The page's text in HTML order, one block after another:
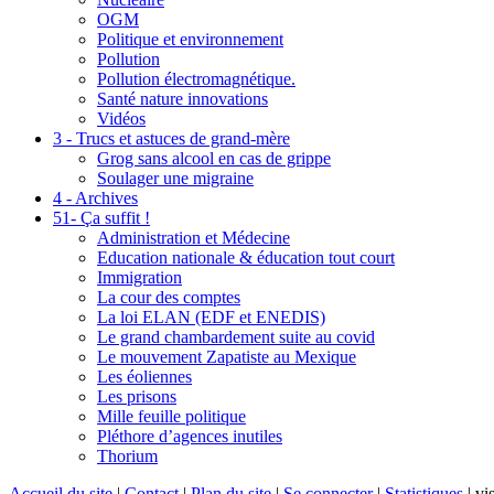
OGM
Politique et environnement
Pollution
Pollution électromagnétique.
Santé nature innovations
Vidéos
3 - Trucs et astuces de grand-mère
Grog sans alcool en cas de grippe
Soulager une migraine
4 - Archives
51- Ça suffit !
Administration et Médecine
Education nationale & éducation tout court
Immigration
La cour des comptes
La loi ELAN (EDF et ENEDIS)
Le grand chambardement suite au covid
Le mouvement Zapatiste au Mexique
Les éoliennes
Les prisons
Mille feuille politique
Pléthore d’agences inutiles
Thorium